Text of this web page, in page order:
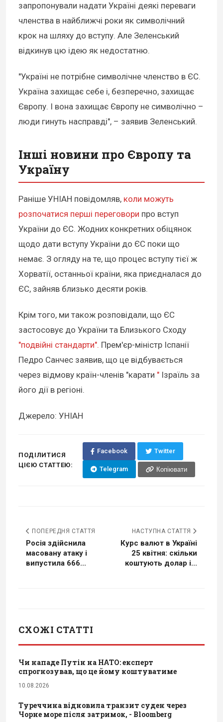
запропонували надати Україні деякі переваги
членства в найближчі роки як символічний
крок на шляху до вступу. Але Зеленський
відкинув цю ідею як недостатню.
"Україні не потрібне символічне членство в ЄС.
Україна захищає себе і, безперечно, захищає
Європу. І вона захищає Європу не символічно –
люди гинуть насправді", – заявив Зеленський.
Інші новини про Європу та
Україну
Раніше УНІАН повідомляв, коли можуть
розпочатися перші переговори про вступ
України до ЄС. Жодних конкретних обіцянок
щодо дати вступу України до ЄС поки що
немає. З огляду на те, що процес вступу тієї ж
Хорватії, останньої країни, яка приєдналася до
ЄС, зайняв близько десяти років.
Крім того, ми також розповідали, що ЄС
застосовує до України та Близького Сходу
"подвійні стандарти". Прем'єр-міністр Іспанії
Педро Санчес заявив, що це відбувається
через відмову країн-членів "карати " Ізраїль за
його дії в регіоні.
Джерело: УНІАН
ПОДІЛИТИСЯ
ЦІЄЮ СТАТТЕЮ:
Facebook Twitter
Telegram Копіювати
ПОПЕРЕДНЯ СТАТТЯ
Росія здійснила
масовану атаку і
випустила 666...
НАСТУПНА СТАТТЯ
Курс валют в Україні
25 квітня: скільки
коштують долар і...
СХОЖІ СТАТТІ
Чи нападе Путін на НАТО: експерт
спрогнозував, що це йому коштуватиме
10.08.2026
Туреччина відновила транзит суден через
Чорне море після затримок, - Bloomberg